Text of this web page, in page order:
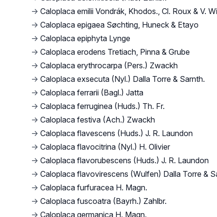
→ Caloplaca emilii Vondrák, Khodos., Cl. Roux & V.
→ Caloplaca epigaea Søchting, Huneck & Etayo
→ Caloplaca epiphyta Lynge
→ Caloplaca erodens Tretiach, Pinna & Grube
→ Caloplaca erythrocarpa (Pers.) Zwackh
→ Caloplaca exsecuta (Nyl.) Dalla Torre & Sarnth.
→ Caloplaca ferrarii (Bagl.) Jatta
→ Caloplaca ferruginea (Huds.) Th. Fr.
→ Caloplaca festiva (Ach.) Zwackh
→ Caloplaca flavescens (Huds.) J. R. Laundon
→ Caloplaca flavocitrina (Nyl.) H. Olivier
→ Caloplaca flavorubescens (Huds.) J. R. Laundon
→ Caloplaca flavovirescens (Wulfen) Dalla Torre &
→ Caloplaca furfuracea H. Magn.
→ Caloplaca fuscoatra (Bayrh.) Zahlbr.
→ Caloplaca germanica H. Magn.